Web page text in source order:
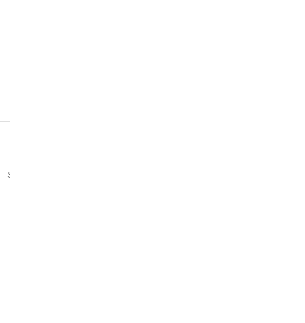
Share on Twitter